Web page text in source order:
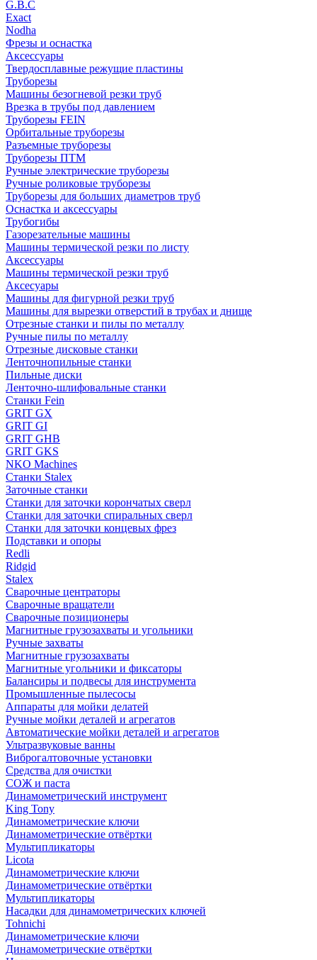
G.B.C
Exact
Nodha
Фрезы и оснастка
Аксессуары
Твердосплавные режущие пластины
Труборезы
Машины безогневой резки труб
Врезка в трубы под давлением
Труборезы FEIN
Орбитальные труборезы
Разъемные труборезы
Труборезы ПТМ
Ручные электрические труборезы
Ручные роликовые труборезы
Труборезы для больших диаметров труб
Оснастка и аксессуары
Трубогибы
Газорезательные машины
Машины термической резки по листу
Аксессуары
Машины термической резки труб
Аксесуары
Машины для фигурной резки труб
Машины для вырезки отверстий в трубах и днище
Отрезные станки и пилы по металлу
Ручные пилы по металлу
Отрезные дисковые станки
Ленточнопильные станки
Пильные диски
Ленточно-шлифовальные станки
Станки Fein
GRIT GX
GRIT GI
GRIT GHB
GRIT GKS
NKO Machines
Станки Stalex
Заточные станки
Станки для заточки корончатых сверл
Станки для заточки спиральных сверл
Станки для заточки концевых фрез
Подставки и опоры
Redli
Ridgid
Stalex
Сварочные центраторы
Сварочные вращатели
Сварочные позиционеры
Магнитные грузозахваты и угольники
Ручные захваты
Магнитные грузозахваты
Магнитные угольники и фиксаторы
Балансиры и подвесы для инструмента
Промышленные пылесосы
Аппараты для мойки делатей
Ручные мойки деталей и агрегатов
Автоматические мойки деталей и агрегатов
Ультразвуковые ванны
Виброгалтовочные установки
Средства для очистки
СОЖ и паста
Динамометрический инструмент
King Tony
Динамометрические ключи
Динамометрические отвёртки
Мультипликаторы
Licota
Динамометрические ключи
Динамометрические отвёртки
Мультипликаторы
Насадки для динамометрических ключей
Tohnichi
Динамометрические ключи
Динамометрические отвёртки